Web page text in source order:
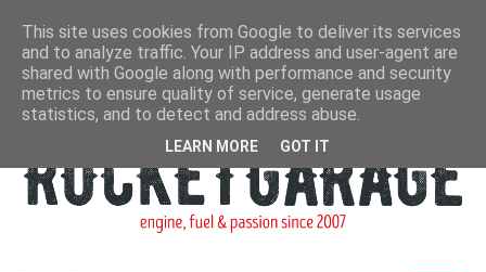
This site uses cookies from Google to deliver its services
and to analyze traffic. Your IP address and user-agent are
shared with Google along with performance and security
metrics to ensure quality of service, generate usage
statistics, and to detect and address abuse.
LEARN MORE GOT IT